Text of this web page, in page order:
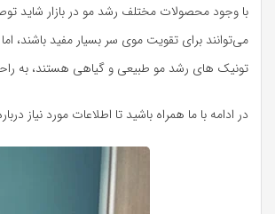
با وجود محصولات مختلف رشد مو در بازار شاید
می‌توانند برای تقویت موی سر بسیار مفید باشند،
تونیک های رشد مو طبیعی و گیاهی هستند، به
در ادامه با ما همراه باشید تا اطلاعات مورد نیاز